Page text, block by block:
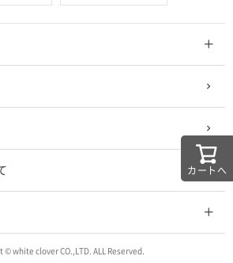
カートへ
© white clover CO.,LTD. ALL Reserved.